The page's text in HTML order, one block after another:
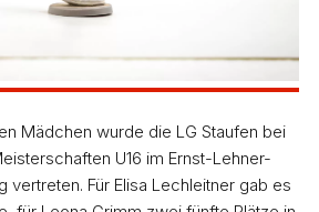
Mädchen wurde die LG Staufen bei
U16 im Ernst-Lehner-
vertreten. Für Elisa Lechleitner gab es